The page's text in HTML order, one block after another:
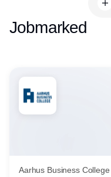
Jobmarked
Aarhus Business College